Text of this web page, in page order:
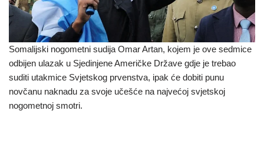
Somalijski nogometni sudija Omar Artan, kojem je ove sedmice
odbijen ulazak u Sjedinjene Američke Države gdje je trebao
suditi utakmice Svjetskog prvenstva, ipak će dobiti punu
novčanu naknadu za svoje učešće na najvećoj svjetskoj
nogometnoj smotri.